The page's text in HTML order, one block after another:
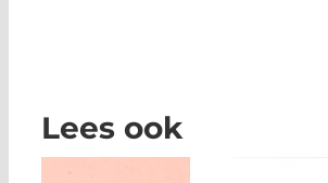
Lees ook